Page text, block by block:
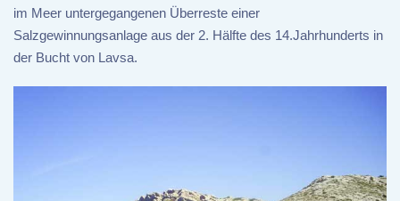
im Meer untergegangenen Überreste einer
Salzgewinnungsanlage aus der 2. Hälfte des 14.Jahrhunderts in
der Bucht von Lavsa.